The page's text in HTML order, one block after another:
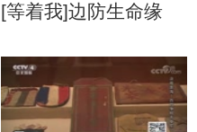
[等着我]边防生命缘